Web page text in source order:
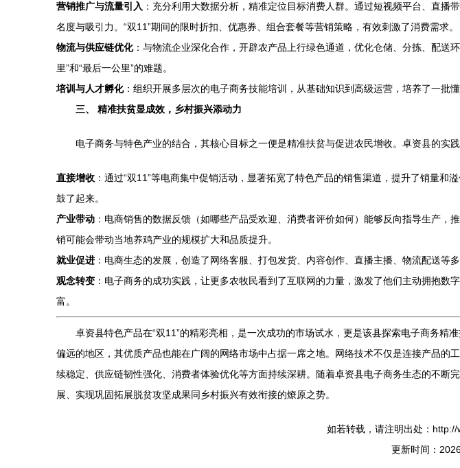
营销推广与流量引入 ：充分利用大数据分析，精准定位目标消费人群。通过短视频平台、直
名度与吸引力。“双11”期间的限时折扣、优惠券、组合套餐等营销策略，有效刺激了消费需求。
物流与供应链优化：与物流企业深化合作，开辟农产品上行绿色通道，优化仓储、分拣、配送
里”和“最后一公里”的难题。
培训与人才孵化：组织开展多层次的电子商务技能培训，从基础知识到高级运营，培养了一批
三、 精准扶贫显成效，乡村振兴添动力
电子商务与特色产业的结合，其核心目标之一便是精准扶贫与促进农民增收。卓资县的实
直接增收 ：通过“双11”等电商集中促销活动，显著拓宽了特色产品的销售渠道，提升了销量
鼓了起来。
产业带动 ：电商销售的数据反馈（如哪些产品受欢迎、消费者评价如何）能够反向指导生产
销可能会带动当地养鸡产业的规模扩大和品质提升。
就业促进 ：电商生态的发展，创造了网络客服、打包发货、内容创作、直播主播、物流配送
观念转变 ：电子商务的成功实践，让更多农牧民看到了互联网的力量，激发了他们主动拥抱
富。
卓资县特色产品在“双11”的精彩亮相，是一次成功的市场试水，更是该县探索电子商务
偏远的地区，其优质产品也能在广阔的网络市场中占据一席之地。网络技术不仅是连接产品
续稳定、供应链韧性强化、消费者体验优化等方面持续深耕。随着卓资县电子商务生态的不断
展、实现巩固拓展脱贫攻坚成果同乡村振兴有效衔接的燎原之势。
如若转载，请注明出处：
更新时间：